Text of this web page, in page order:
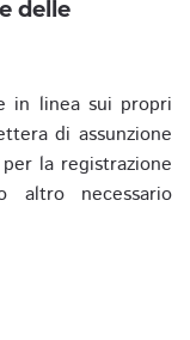
delle
in linea sui propri
di assunzione
la registrazione
necessario